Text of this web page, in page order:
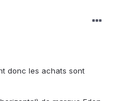
donc les achats sont